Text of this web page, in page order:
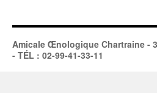
Amicale Œnologique Chartraine -
- TÉL : 02-99-41-33-11